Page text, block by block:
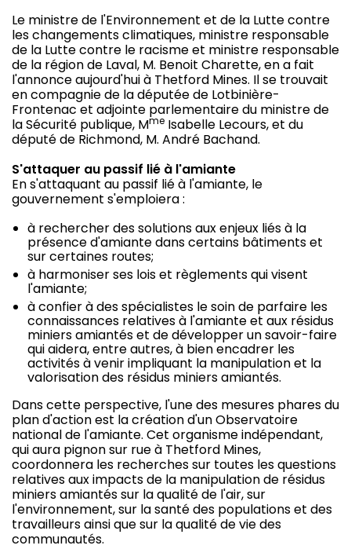
Le ministre de l'Environnement et de la Lutte contre
les changements climatiques, ministre responsable
de la Lutte contre le racisme et ministre responsable
de la région de Laval, M. Benoit Charette, en a fait
l'annonce aujourd'hui à Thetford Mines. Il se trouvait
en compagnie de la députée de Lotbinière-
Frontenac et adjointe parlementaire du ministre de
la Sécurité publique, Mme Isabelle Lecours, et du
député de Richmond, M. André Bachand.
S'attaquer au passif lié à l'amiante
En s'attaquant au passif lié à l'amiante, le
gouvernement s'emploiera :
à rechercher des solutions aux enjeux liés à la
présence d'amiante dans certains bâtiments et
sur certaines routes;
à harmoniser ses lois et règlements qui visent
l'amiante;
à confier à des spécialistes le soin de parfaire les
connaissances relatives à l'amiante et aux résidus
miniers amiantés et de développer un savoir-faire
qui aidera, entre autres, à bien encadrer les
activités à venir impliquant la manipulation et la
valorisation des résidus miniers amiantés.
Dans cette perspective, l'une des mesures phares du
plan d'action est la création d'un Observatoire
national de l'amiante. Cet organisme indépendant,
qui aura pignon sur rue à Thetford Mines,
coordonnera les recherches sur toutes les questions
relatives aux impacts de la manipulation de résidus
miniers amiantés sur la qualité de l'air, sur
l'environnement, sur la santé des populations et des
travailleurs ainsi que sur la qualité de vie des
communautés.